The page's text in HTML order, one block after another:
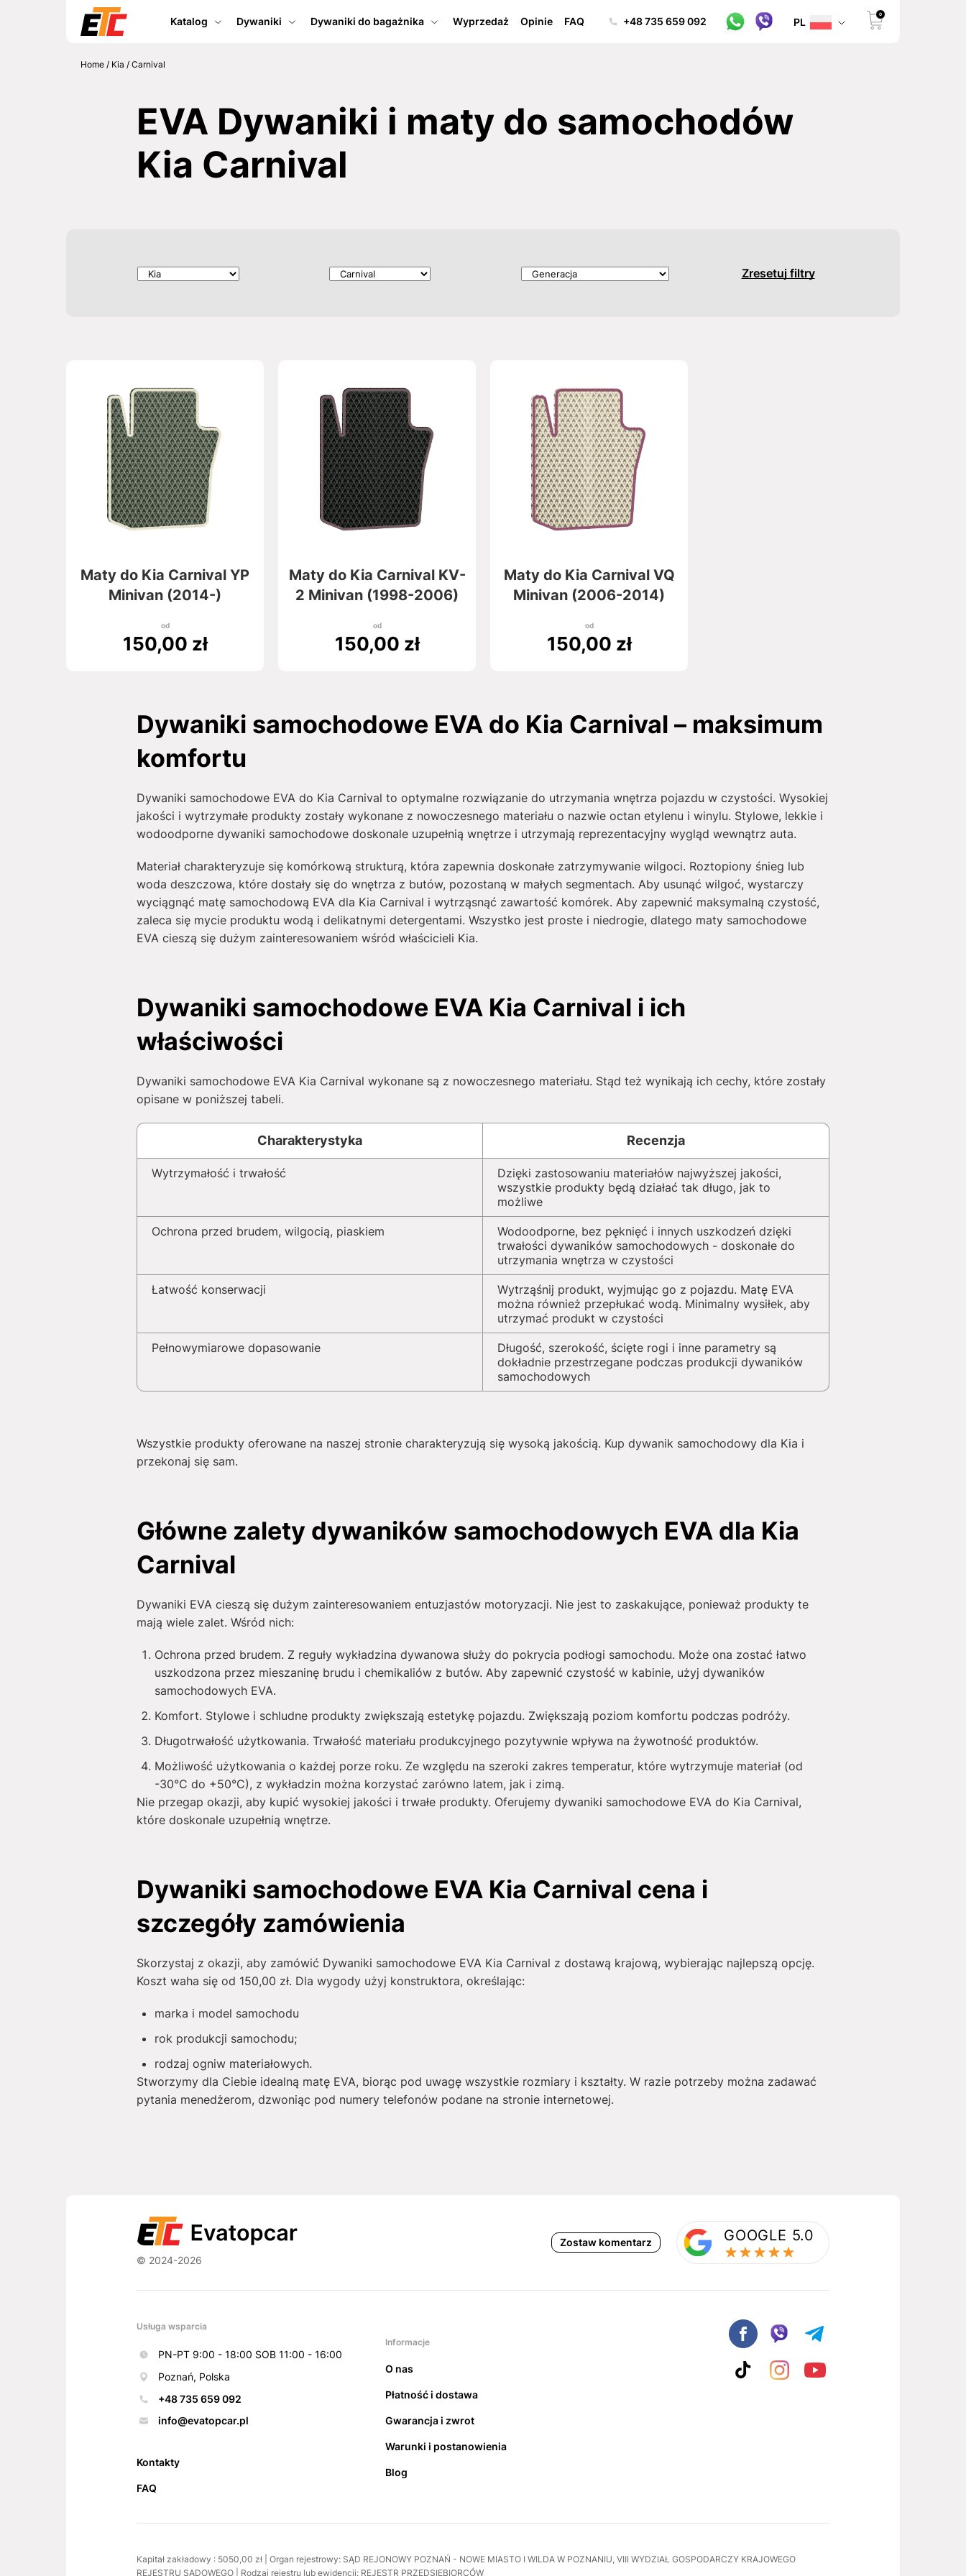
Katalog Dywaniki Dywaniki do bagażnika Wyprzedaż Opinie FAQ +48 735 659 092 PL
0
Home / Kia / Carnival
EVA Dywaniki i maty do samochodów
Kia Carnival
Zresetuj filtry
Maty do Kia Carnival YP
Minivan (2014-)
od
150,00 zł
Maty do Kia Carnival KV-
2 Minivan (1998-2006)
od
150,00 zł
Maty do Kia Carnival VQ
Minivan (2006-2014)
od
150,00 zł
Dywaniki samochodowe EVA do Kia Carnival – maksimum
komfortu
Dywaniki samochodowe EVA do Kia Carnival to optymalne rozwiązanie do utrzymania wnętrza pojazdu w czystości. Wysokiej
jakości i wytrzymałe produkty zostały wykonane z nowoczesnego materiału o nazwie octan etylenu i winylu. Stylowe, lekkie i
wodoodporne dywaniki samochodowe doskonale uzupełnią wnętrze i utrzymają reprezentacyjny wygląd wewnątrz auta.
Materiał charakteryzuje się komórkową strukturą, która zapewnia doskonałe zatrzymywanie wilgoci. Roztopiony śnieg lub
woda deszczowa, które dostały się do wnętrza z butów, pozostaną w małych segmentach. Aby usunąć wilgoć, wystarczy
wyciągnąć matę samochodową EVA dla Kia Carnival i wytrząsnąć zawartość komórek. Aby zapewnić maksymalną czystość,
zaleca się mycie produktu wodą i delikatnymi detergentami. Wszystko jest proste i niedrogie, dlatego maty samochodowe
EVA cieszą się dużym zainteresowaniem wśród właścicieli Kia.
Dywaniki samochodowe EVA Kia Carnival i ich
właściwości
Dywaniki samochodowe EVA Kia Carnival wykonane są z nowoczesnego materiału. Stąd też wynikają ich cechy, które zostały
opisane w poniższej tabeli.
Charakterystyka Recenzja
Wytrzymałość i trwałość
Dzięki zastosowaniu materiałów najwyższej jakości,
wszystkie produkty będą działać tak długo, jak to
możliwe
Ochrona przed brudem, wilgocią, piaskiem
Wodoodporne, bez pęknięć i innych uszkodzeń dzięki
trwałości dywaników samochodowych - doskonałe do
utrzymania wnętrza w czystości
Łatwość konserwacji
Wytrząśnij produkt, wyjmując go z pojazdu. Matę EVA
można również przepłukać wodą. Minimalny wysiłek, aby
utrzymać produkt w czystości
Pełnowymiarowe dopasowanie
Długość, szerokość, ścięte rogi i inne parametry są
dokładnie przestrzegane podczas produkcji dywaników
samochodowych
Wszystkie produkty oferowane na naszej stronie charakteryzują się wysoką jakością. Kup dywanik samochodowy dla Kia i
przekonaj się sam.
Główne zalety dywaników samochodowych EVA dla Kia
Carnival
Dywaniki EVA cieszą się dużym zainteresowaniem entuzjastów motoryzacji. Nie jest to zaskakujące, ponieważ produkty te
mają wiele zalet. Wśród nich:
Ochrona przed brudem. Z reguły wykładzina dywanowa służy do pokrycia podłogi samochodu. Może ona zostać łatwo
uszkodzona przez mieszaninę brudu i chemikaliów z butów. Aby zapewnić czystość w kabinie, użyj dywaników
samochodowych EVA.
Komfort. Stylowe i schludne produkty zwiększają estetykę pojazdu. Zwiększają poziom komfortu podczas podróży.
Długotrwałość użytkowania. Trwałość materiału produkcyjnego pozytywnie wpływa na żywotność produktów.
Możliwość użytkowania o każdej porze roku. Ze względu na szeroki zakres temperatur, które wytrzymuje materiał (od
-30°C do +50°C), z wykładzin można korzystać zarówno latem, jak i zimą.
Nie przegap okazji, aby kupić wysokiej jakości i trwałe produkty. Oferujemy dywaniki samochodowe EVA do Kia Carnival,
które doskonale uzupełnią wnętrze.
Dywaniki samochodowe EVA Kia Carnival cena i
szczegóły zamówienia
Skorzystaj z okazji, aby zamówić Dywaniki samochodowe EVA Kia Carnival z dostawą krajową, wybierając najlepszą opcję.
Koszt waha się od 150,00 zł. Dla wygody użyj konstruktora, określając:
marka i model samochodu
rok produkcji samochodu;
rodzaj ogniw materiałowych.
Stworzymy dla Ciebie idealną matę EVA, biorąc pod uwagę wszystkie rozmiary i kształty. W razie potrzeby można zadawać
pytania menedżerom, dzwoniąc pod numery telefonów podane na stronie internetowej.
© 2024-2026
Zostaw komentarz GOOGLE 5.0
Usługa wsparcia
PN-PT 9:00 - 18:00 SOB 11:00 - 16:00
Poznań, Polska
+48 735 659 092
info@evatopcar.pl
Kontakty
FAQ
Informacje
O nas
Płatność i dostawa
Gwarancja i zwrot
Warunki i postanowienia
Blog
Kapitał zakładowy : 5050,00 zł | Organ rejestrowy: SĄD REJONOWY POZNAŃ - NOWE MIASTO I WILDA W POZNANIU, VIII WYDZIAŁ GOSPODARCZY KRAJOWEGO
REJESTRU SĄDOWEGO | Rodzaj rejestru lub ewidencji: REJESTR PRZEDSIĘBIORCÓW